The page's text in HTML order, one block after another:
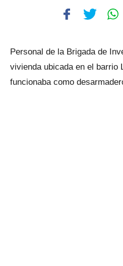
Personal de la Brigada de
vivienda ubicada en el barrio
funcionaba como